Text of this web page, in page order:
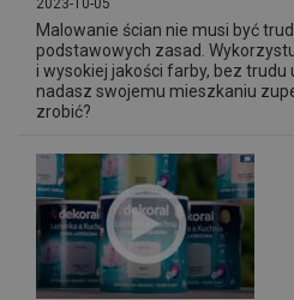
2023-10-05
Malowanie ścian nie musi być
podstawowych zasad.
i wysokiej jakości farby, bez
nadasz swojemu mieszkaniu
zrobić?